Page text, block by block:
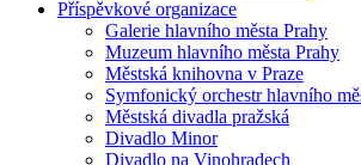
Příspěvkové organizace
Galerie hlavního města Prahy
Muzeum hlavního města Prahy
Městská knihovna v Praze
Symfonický orchestr hlavního
Městská divadla pražská
Divadlo Minor
Divadlo na Vinohradech